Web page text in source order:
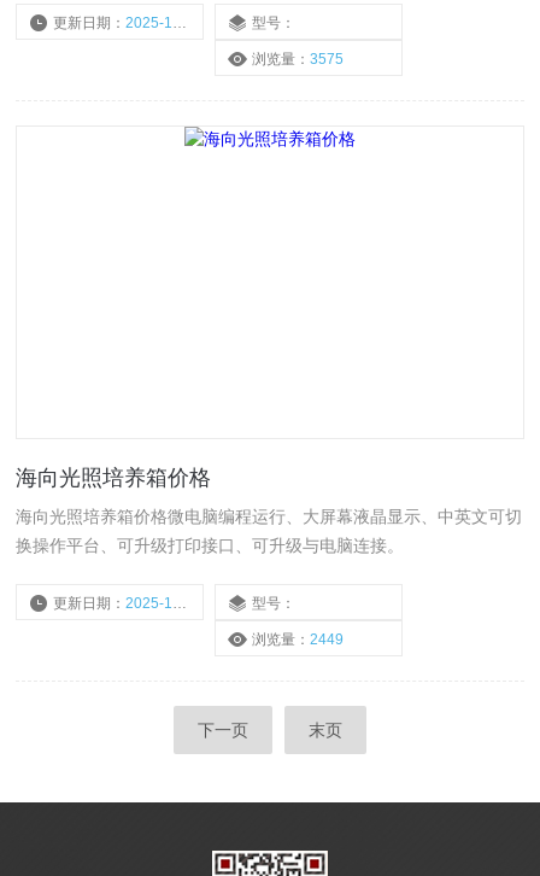
更新日期：2025-10-20 型号：
浏览量： 3575
海向光照培养箱价格
海向光照培养箱价格微电脑编程运行、大屏幕液晶显示、中英文可切
换操作平台、可升级打印接口、可升级与电脑连接。
更新日期：2025-10-20 型号：
浏览量： 2449
下一页 末页